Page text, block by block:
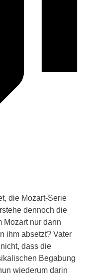
die Mozart-Serie
dennoch die
Mozart nur dann
ihm absetzt? Vater
dass die
Begabung
wiederum darin